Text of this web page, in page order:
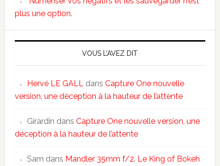
plus une option.
VOUS L’AVEZ DIT
Hervé LE GALL dans Capture One nouvelle
version, une déception à la hauteur de l’attente
Girardin dans Capture One nouvelle version, une
déception à la hauteur de l’attente
Sam dans Mandler 35mm f/2. Le King of Bokeh